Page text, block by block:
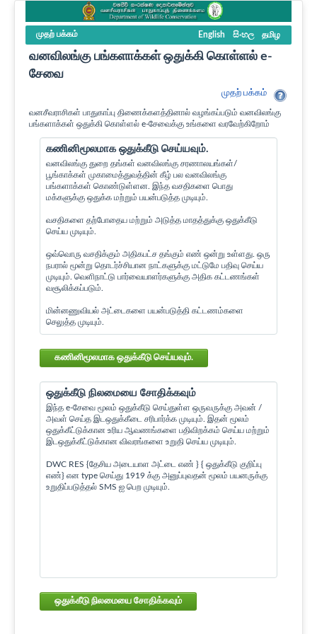
முதற் பக்கம் English සිංහල தமிழ
வனவிலங்கு பங்களாக்கள் ஒதுக்கி கொள்ளல் e-
சேவை
முதற் பக்கம்
வனசீவராசிகள் பாதுகாப்பு திணைக்களத்தினால் வழங்கப்படும் வனவிலங்கு
பங்களாக்கள் ஒதுக்கி கொள்ளல் e-சேவைக்கு உங்களை வரவேற்கிறோம்
கணினிமூலமாக ஒதுக்கீடு செய்யவும்.
வனவிலங்கு துறை தங்கள் வனவிலங்கு சரணாலயங்கள்/
பூங்காக்கள் முகாமைத்துவத்தின் கீழ் பல வனவிலங்கு
பங்களாக்கள் கொண்டுள்ளன. இந்த வசதிகளை பொது
மக்களுக்கு ஒதுக்க மற்றும் பயன்படுத்த முடியும்.
வசதிகளை தற்போதைய மற்றும் அடுத்த மாதத்துக்கு ஒதுக்கீடு
செய்ய முடியும்.
ஒவ்வொரு வசதிக்கும் அதிகபட்ச தங்கும் எண் ஒன்று உள்ளது. ஒரு
நபரால் மூன்று தொடர்ச்சியான நாட்களுக்கு மட்டுமே பதிவு செய்ய
முடியும். வெளிநாட்டு பார்வையாளர்களுக்கு அதிக கட்டணங்கள்
வசூலிக்கப்படும்.
மின்னணுவியல் அட்டைகளை பயன்படுத்தி கட்டணம்களை
செலுத்த முடியும்.
கணினிமூலமாக ஒதுக்கீடு செய்யவும்.
ஒதுக்கீடு நிலமையை சோதிக்கவும்
இந்த e-சேவை மூலம் ஒதுக்கீடு செய்துள்ள ஒருவருக்கு அவன் /
அவள் செய்த இடஒதுக்கீடை சரிபார்க்க முடியும். இதன் மூலம்
ஒதுக்கீட்டுக்கான உரிய ஆவணங்களை பதிவிறக்கம் செய்ய மற்றும்
இடஒதுக்கீட்டுக்கான விவரங்களை உறுதி செய்ய முடியும்.
DWC RES {தேசிய அடையாள அட்டை எண் } { ஒதுக்கீடு குறிப்பு
எண்} என type செய்து 1919 க்கு அனுப்புவதன் மூலம் பயனருக்கு
உறுதிப்படுத்தல் SMS ஐ பெற முடியும்.
ஒதுக்கீடு நிலமையை சோதிக்கவும்